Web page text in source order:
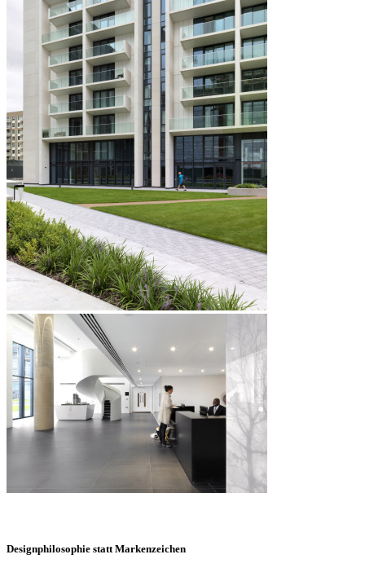
Designphilosophie statt Markenzeichen